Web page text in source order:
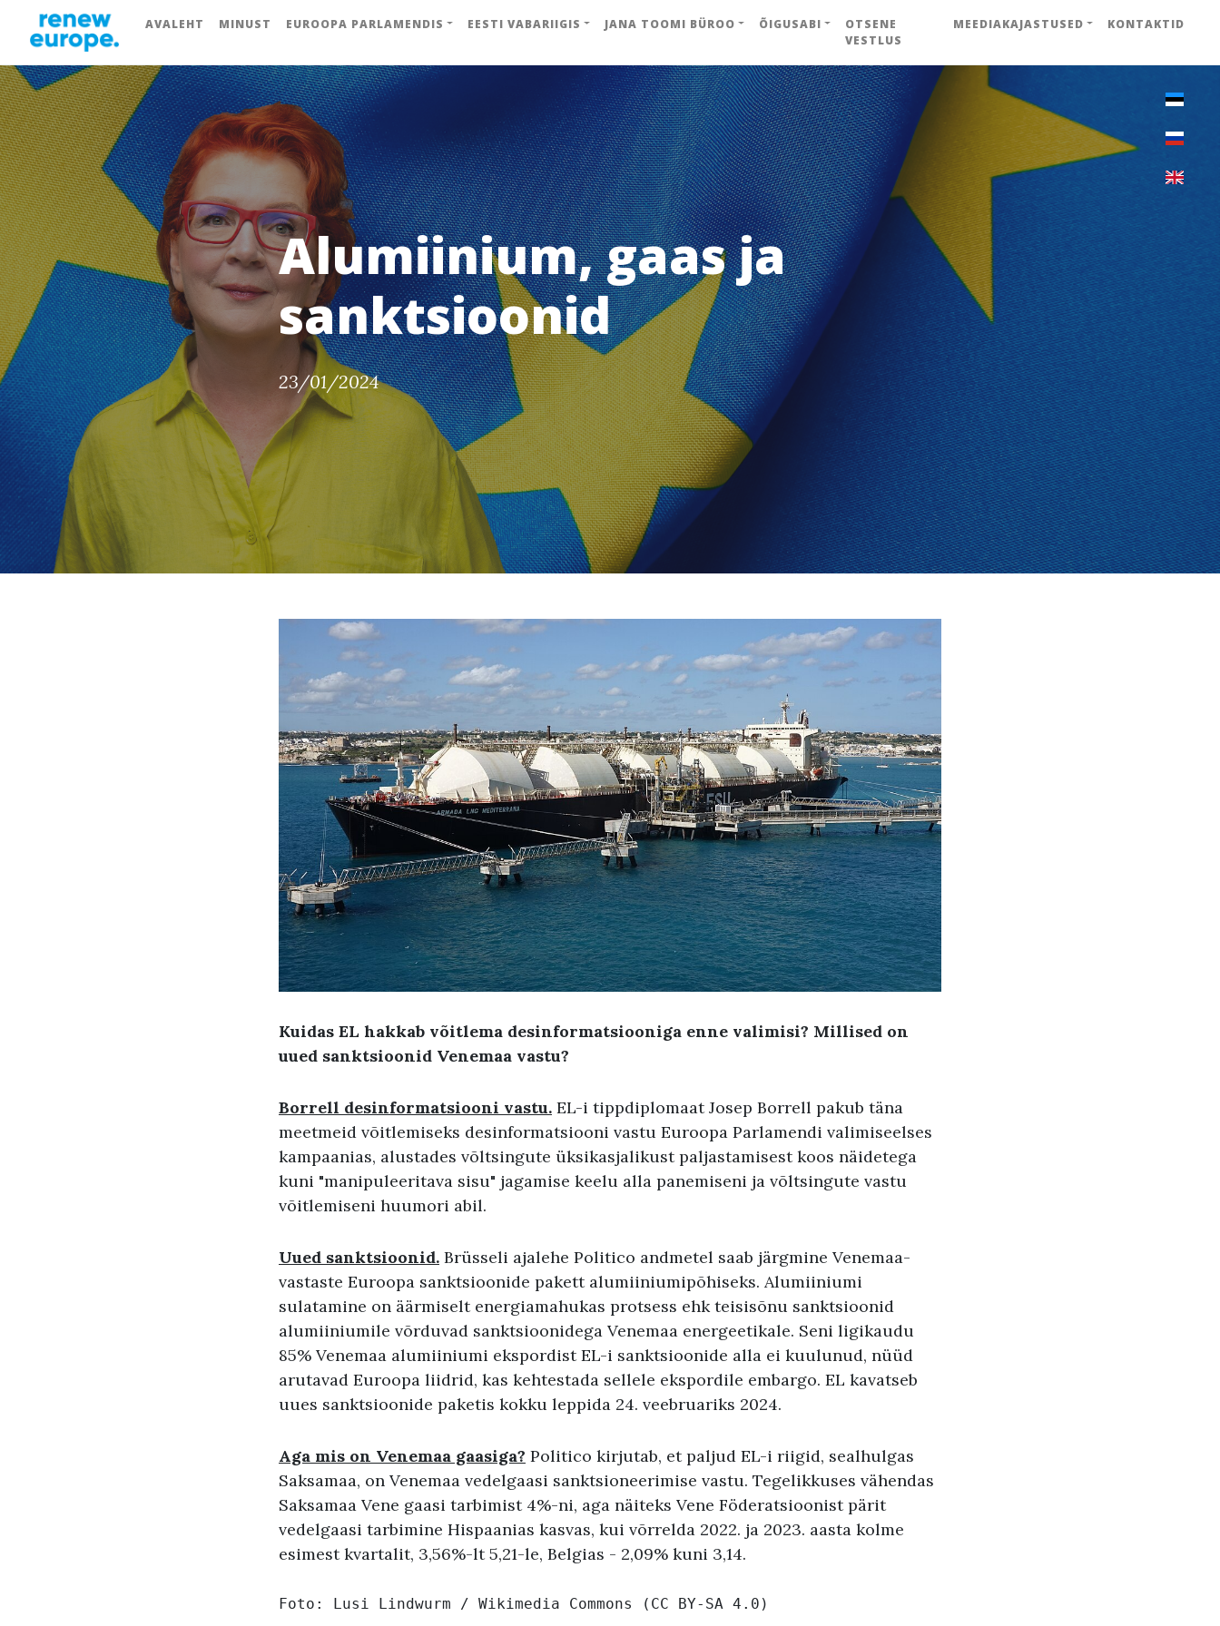
AVALEHT MINUST EUROOPA PARLAMENDIS EESTI VABARIIGIS JANA TOOMI BÜROO ÕIGUSABI
OTSENE
VESTLUS
MEEDIAKAJASTUSED KONTAKTID
Alumiinium, gaas ja
sanktsioonid
23/01/2024
Kuidas EL hakkab võitlema desinformatsiooniga enne valimisi? Millised on
uued sanktsioonid Venemaa vastu?
Borrell desinformatsiooni vastu. EL-i tippdiplomaat Josep Borrell pakub täna
meetmeid võitlemiseks desinformatsiooni vastu Euroopa Parlamendi valimiseelses
kampaanias, alustades võltsingute üksikasjalikust paljastamisest koos näidetega
kuni "manipuleeritava sisu" jagamise keelu alla panemiseni ja võltsingute vastu
võitlemiseni huumori abil.
Uued sanktsioonid. Brüsseli ajalehe Politico andmetel saab järgmine Venemaa-
vastaste Euroopa sanktsioonide pakett alumiiniumipõhiseks. Alumiiniumi
sulatamine on äärmiselt energiamahukas protsess ehk teisisõnu sanktsioonid
alumiiniumile võrduvad sanktsioonidega Venemaa energeetikale. Seni ligikaudu
85% Venemaa alumiiniumi ekspordist EL-i sanktsioonide alla ei kuulunud, nüüd
arutavad Euroopa liidrid, kas kehtestada sellele ekspordile embargo. EL kavatseb
uues sanktsioonide paketis kokku leppida 24. veebruariks 2024.
Aga mis on Venemaa gaasiga? Politico kirjutab, et paljud EL-i riigid, sealhulgas
Saksamaa, on Venemaa vedelgaasi sanktsioneerimise vastu. Tegelikkuses vähendas
Saksamaa Vene gaasi tarbimist 4%-ni, aga näiteks Vene Föderatsioonist pärit
vedelgaasi tarbimine Hispaanias kasvas, kui võrrelda 2022. ja 2023. aasta kolme
esimest kvartalit, 3,56%-lt 5,21-le, Belgias - 2,09% kuni 3,14.
Foto: Lusi Lindwurm / Wikimedia Commons ( CC BY-SA 4.0 )